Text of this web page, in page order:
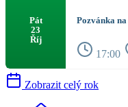
Pát
23
Říj
Pozvánka
17:00
Zobrazit celý rok